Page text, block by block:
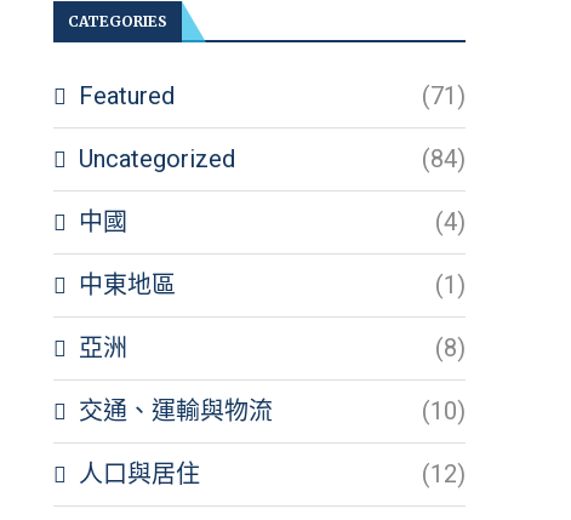
CATEGORIES
Featured (71)
Uncategorized (84)
中國 (4)
中東地區 (1)
亞洲 (8)
交通、運輸與物流 (10)
人口與居住 (12)